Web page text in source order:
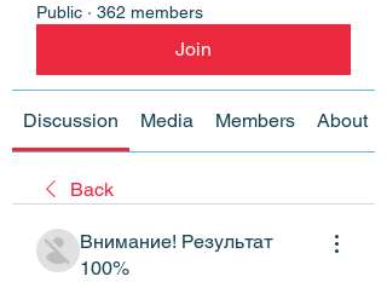
Public · 362 members
Join
Discussion Media Members About
Back
Внимание! Результат
100%